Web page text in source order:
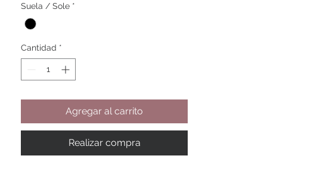
Suela / Sole *
Cantidad *
Agregar al carrito
Realizar compra